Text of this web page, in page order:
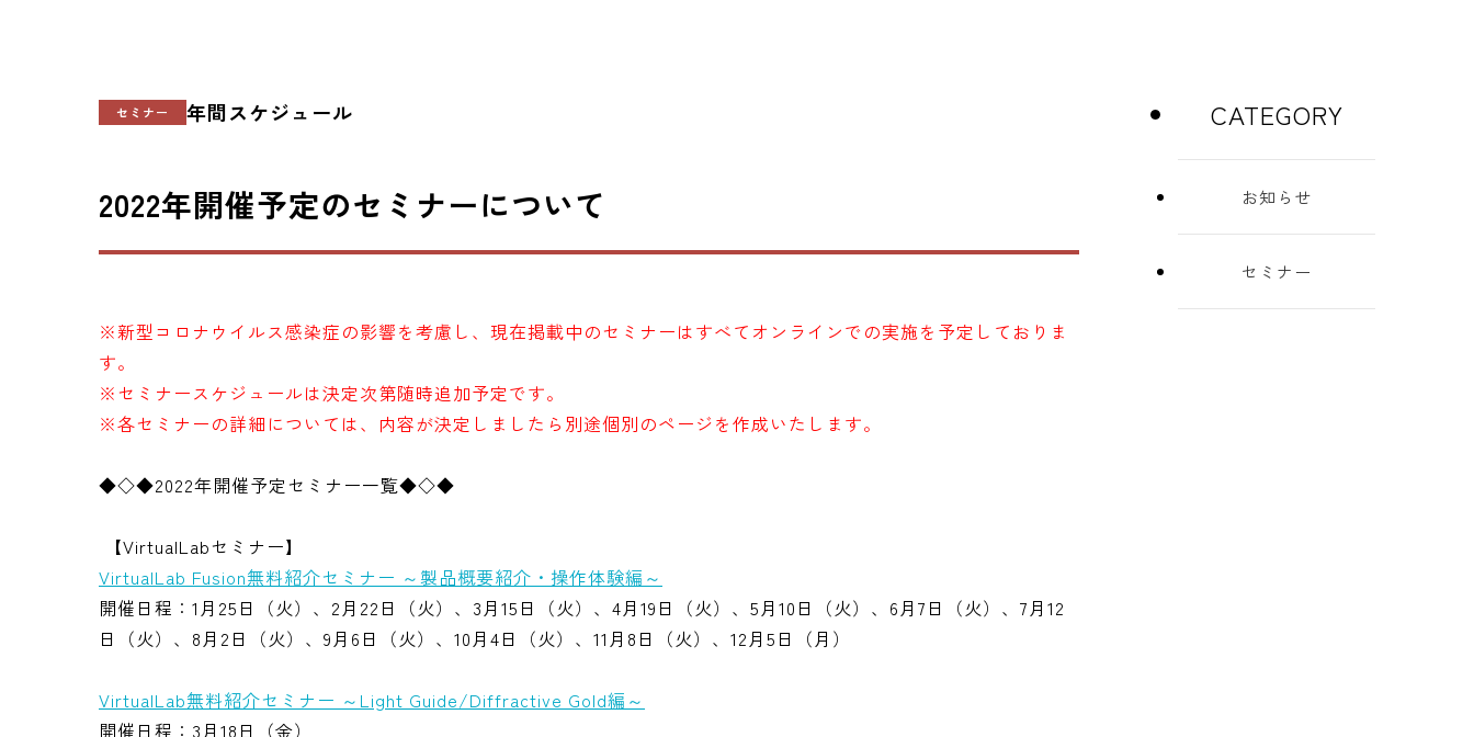
セミナー 年間スケジュール
2022年開催予定のセミナーについて
※新型コロナウイルス感染症の影響を考慮し、現在掲載中のセミナーはすべてオンラインでの実施を予定しておりま
す。
※セミナースケジュールは決定次第随時追加予定です。
※各セミナーの詳細については、内容が決定しましたら別途個別のページを作成いたします。
◆◇◆2022年開催予定セミナー一覧◆◇◆
【VirtualLabセミナー】
VirtualLab Fusion無料紹介セミナー ～製品概要紹介・操作体験編～
開催日程：1月25日（火）、2月22日（火）、3月15日（火）、4月19日（火）、5月10日（火）、6月7日（火）、7月12
日（火）、8月2日（火）、9月6日（火）、10月4日（火）、11月8日（火）、12月5日（月）
VirtualLab無料紹介セミナー ～Light Guide/Diffractive Gold編～
開催日程：3月18日（金）
CATEGORY
お知らせ
セミナー